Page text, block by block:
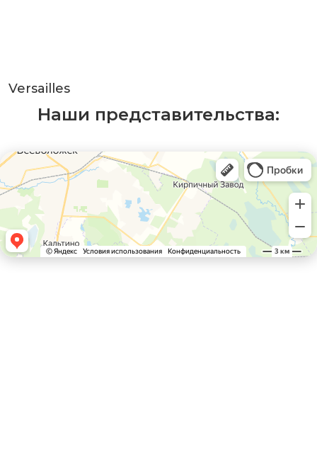
Versailles
Наши представительства: